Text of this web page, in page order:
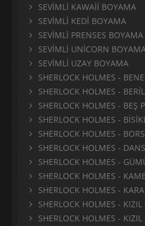
SEVİMLİ KAWAİİ BOYAMA
SEVİMLİ KEDİ BOYAMA
SEVİMLİ PRENSES BOYAMA
SEVİMLİ UNİCORN
SEVİMLİ UZAY BOYAMA
SHERLOCK HOLMES -
SHERLOCK HOLMES -
SHERLOCK HOLMES - BEŞ
SHERLOCK HOLMES -
SHERLOCK HOLMES -
SHERLOCK HOLMES -
SHERLOCK HOLMES -
SHERLOCK HOLMES -
SHERLOCK HOLMES -
SHERLOCK HOLMES - KIZIL
SHERLOCK HOLMES -